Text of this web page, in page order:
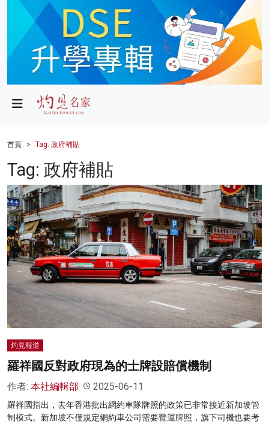
政局
財經
健康
商業
科技
影片
名家榜
灼見活動
首頁 Tag: 政府補貼
Tag: 政府補貼
灼見報道
羅祥國反對政府現為的士牌設賠償機制
作者: 本社編輯部 2025-06-11
羅祥國指出，去年香港批出網約車隊牌照的政策已非常接近新加坡管
制模式。新加坡不僅規定網約車公司需要營運牌照，旗下司機也要考